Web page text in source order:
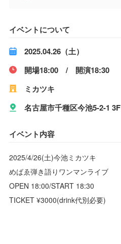
イベントについて
2025.04.26（土）
開場18:00 / 開演18:30
ミカツキ
名古屋市千種区今池5-2-1 3F
イベント内容
2025/4/26(土)今池ミカツキ
めばゑ弾き語りワンマンライブ
OPEN 18:00/START 18:30
TICKET ¥3000(drink代別必要)